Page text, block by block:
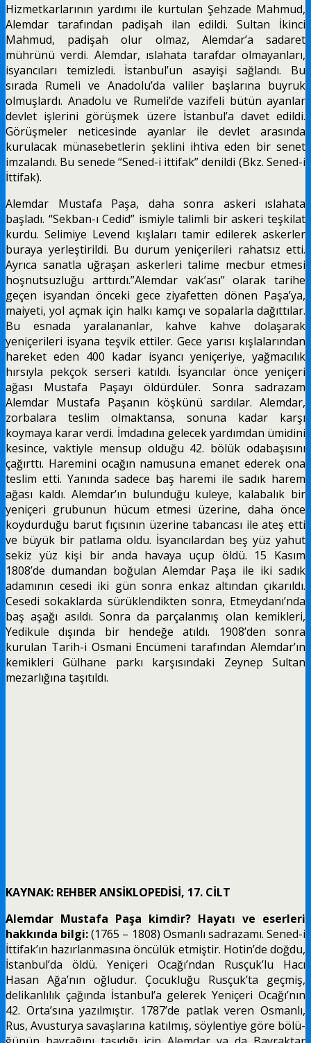
Hizmetkarlarının yardımı ile kurtulan Şehzade Mahmud,
Alemdar tarafından padişah ilan edildi. Sultan İkinci
Mahmud, padişah olur olmaz, Alemdar’a sadaret
mührünü verdi. Alemdar, ıslahata tarafdar olmayanları,
isyancıları temizledi. İstanbul’un asayişi sağlandı. Bu
sırada Rumeli ve Anadolu’da valiler başlarına buyruk
olmuşlardı. Anadolu ve Rumeli’de vazifeli bütün ayanlar
devlet işlerini görüşmek üzere İstanbul’a davet edildi.
Görüşmeler neticesinde ayanlar ile devlet arasında
kurulacak münasebetlerin şeklini ihtiva eden bir senet
imzalandı. Bu senede “Sened-i ittifak” denildi (Bkz. Sened-i
İttifak).
Alemdar Mustafa Paşa, daha sonra askeri ıslahata
başladı. “Sekban-ı Cedid” ismiyle talimli bir askeri teşkilat
kurdu. Selimiye Levend kışlaları tamir edilerek askerler
buraya yerleştirildi. Bu durum yeniçerileri rahatsız etti.
Ayrıca sanatla uğraşan askerleri talime mecbur etmesi
hoşnutsuzluğu arttırdı.”Alemdar vak’ası” olarak tarihe
geçen isyandan önceki gece ziyafetten dönen Paşa’ya,
maiyeti, yol açmak için halkı kamçı ve sopalarla dağıttılar.
Bu esnada yaralananlar, kahve kahve dolaşarak
yeniçerileri isyana teşvik ettiler. Gece yarısı kışlalarından
hareket eden 400 kadar isyancı yeniçeriye, yağmacılık
hırsıyla pekçok serseri katıldı. İsyancılar önce yeniçeri
ağası Mustafa Paşayı öldürdüler. Sonra sadrazam
Alemdar Mustafa Paşanın köşkünü sardılar. Alemdar,
zorbalara teslim olmaktansa, sonuna kadar karşı
koymaya karar verdi. İmdadına gelecek yardımdan ümidini
kesince, vaktiyle mensup olduğu 42. bölük odabaşısını
çağırttı. Haremini ocağın namusuna emanet ederek ona
teslim etti. Yanında sadece baş haremi ile sadık harem
ağası kaldı. Alemdar’ın bulunduğu kuleye, kalabalık bir
yeniçeri grubunun hücum etmesi üzerine, daha önce
koydurduğu barut fıçısının üzerine tabancası ile ateş etti
ve büyük bir patlama oldu. İsyancılardan beş yüz yahut
sekiz yüz kişi bir anda havaya uçup öldü. 15 Kasım
1808’de dumandan boğulan Alemdar Paşa ile iki sadık
adamının cesedi iki gün sonra enkaz altından çıkarıldı.
Cesedi sokaklarda sürüklendikten sonra, Etmeydanı’nda
baş aşağı asıldı. Sonra da parçalanmış olan kemikleri,
Yedikule dışında bir hendeğe atıldı. 1908’den sonra
kurulan Tarih-i Osmani Encümeni tarafından Alemdar’ın
kemikleri Gülhane parkı karşısındaki Zeynep Sultan
mezarlığına taşıtıldı.
KAYNAK: REHBER ANSİKLOPEDİSİ, 17. CİLT
Alemdar Mustafa Paşa kimdir? Hayatı ve eserleri
hakkında bilgi:(1765 – 1808) Osmanlı sadrazamı. Sened-i
İttifak’ın hazırlanmasına öncülük etmiştir. Hotin’de doğdu,
İstanbul’da öldü. Yeniçeri Ocağı’ndan Rusçuk’lu Hacı
Hasan Ağa’nın oğludur. Çocukluğu Rusçuk’ta geçmiş,
delikanlılık çağında İs­tanbul’a gelerek Yeniçeri Ocağı’nın
42. Orta’sına yazılmıştır. 1787’de patlak veren Osmanlı,
Rus, Avusturya savaşlarına katılmış, söylentiye göre bölü­